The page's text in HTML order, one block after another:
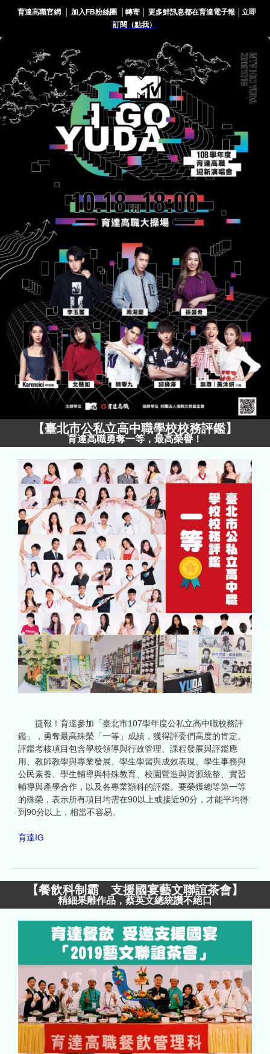
育達高職官網 加入FB粉絲團 轉寄 更多鮮訊息都在育達電子報
立即
訂閱（點我）
【臺北市公私立高中職學校校務評鑑】
育達高職勇奪一等，最高榮譽！
捷報！育達參加「臺北市107學年度公私立高中職校務評
鑑」，勇奪最高殊榮「一等」成績，獲得評委們高度的肯定。
評鑑考核項目包含學校領導與行政管理、課程發展與評鑑應
用、教師教學與專業發展、學生學習與成效表現、學生事務與
公民素養、學生輔導與特殊教育、校園營造與資源統整、實習
輔導與產學合作，以及各專業類科的評鑑。要榮獲總等第一等
的殊榮，表示所有項目均需在90以上或接近90分，才能平均得
到90分以上，相當不容易。
育達IG
【餐飲科制霸 支援國宴藝文聯誼茶會】
精細果雕作品，蔡英文總統讚不絕口